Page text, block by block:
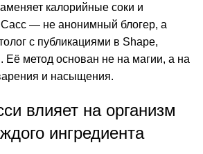
калорийные соки и
Сасс — не анонимный блогер, а
с публикациями в Shape,
Её метод основан не на магии, а на
и насыщения.
влияет на организм
ингредиента